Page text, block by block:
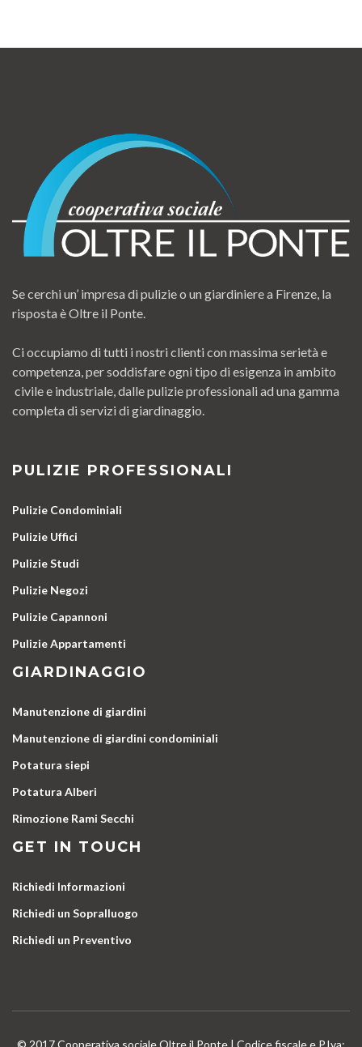
Se cerchi un’ impresa di pulizie o un giardiniere a Firenze, la
risposta è Oltre il Ponte.
Ci occupiamo di tutti i nostri clienti con massima serietà e
competenza, per soddisfare ogni tipo di esigenza in ambito
civile e industriale, dalle pulizie professionali ad una gamma
completa di servizi di giardinaggio.
PULIZIE PROFESSIONALI
Pulizie Condominiali
Pulizie Uffici
Pulizie Studi
Pulizie Negozi
Pulizie Capannoni
Pulizie Appartamenti
GIARDINAGGIO
Manutenzione di giardini
Manutenzione di giardini condominiali
Potatura siepi
Potatura Alberi
Rimozione Rami Secchi
GET IN TOUCH
Richiedi Informazioni
Richiedi un Sopralluogo
Richiedi un Preventivo
© 2017 Cooperativa sociale Oltre il Ponte | Codice fiscale e P.Iva: